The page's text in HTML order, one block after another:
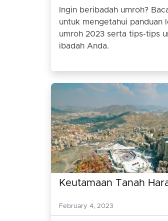
Ingin beribadah umroh?
untuk mengetahui panduan
umroh 2023 serta tips-tips
ibadah Anda.
Keutamaan Tanah
February 4, 2023